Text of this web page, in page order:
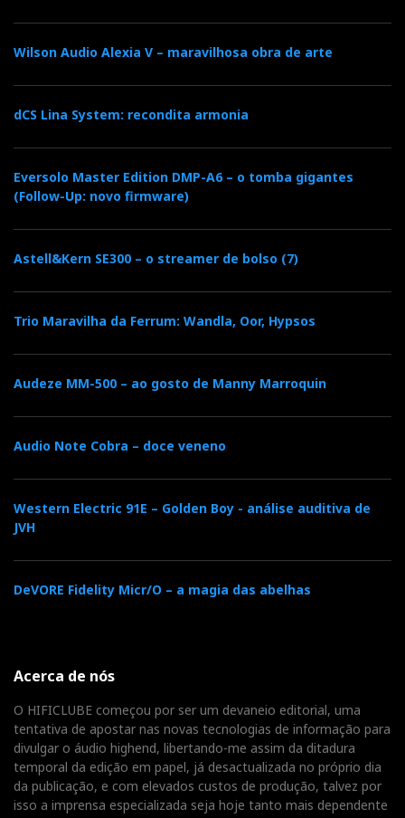
e
b
o
o
t
t
r
g
l
+
k
I
n
e
e
s
t
Wilson Audio Alexia V – maravilhosa obra de arte
dCS Lina System: recondita armonia
Eversolo Master Edition DMP-A6 – o tomba gigantes
(Follow-Up: novo firmware)
Astell&Kern SE300 – o streamer de bolso (7)
Trio Maravilha da Ferrum: Wandla, Oor, Hypsos
Audeze MM-500 – ao gosto de Manny Marroquin
Audio Note Cobra – doce veneno
Western Electric 91E – Golden Boy - análise auditiva de
JVH
DeVORE Fidelity Micr/O – a magia das abelhas
Acerca de nós
O HIFICLUBE começou por ser um devaneio editorial, uma
tentativa de apostar nas novas tecnologias de informação para
divulgar o áudio highend, libertando-me assim da ditadura
temporal da edição em papel, já desactualizada no próprio dia
da publicação, e com elevados custos de produção, talvez por
isso a imprensa especializada seja hoje tanto mais dependente